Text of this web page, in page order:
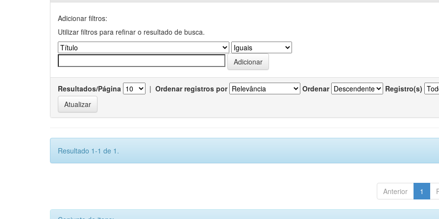
Adicionar filtros:
Utilizar filtros para refinar o resultado de busca.
Resultados/Página | Ordenar registros por Ordenar Registro(s)
Resultado 1-1 de 1.
Anterior 1